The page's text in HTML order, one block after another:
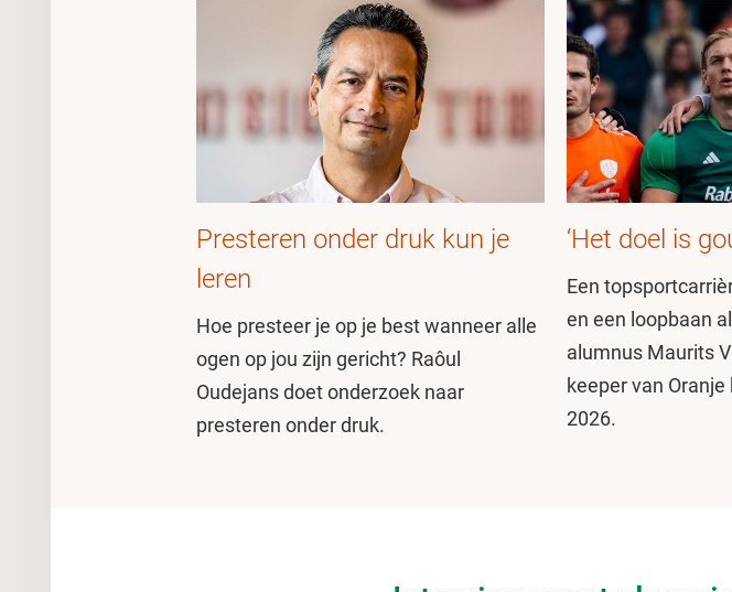
Presteren onder druk kun je
leren
Hoe presteer je op je best wanneer alle
ogen op jou zijn gericht? Raôul
Oudejans doet onderzoek naar
presteren onder druk.
‘Het doel is
Een
en een loopbaan
alumnus Maurits
keeper van
2026.